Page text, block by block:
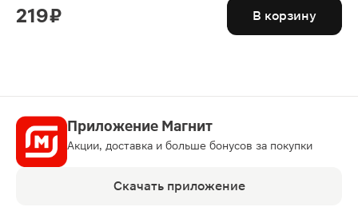
219 ₽ В корзину
Приложение Магнит
Акции, доставка и больше бонусов за покупки
Скачать приложение